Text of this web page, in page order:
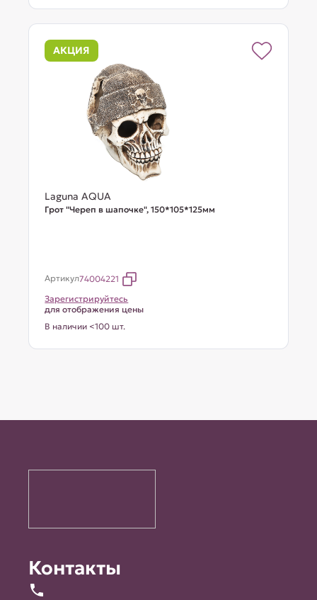
АКЦИЯ
Laguna AQUA
Грот "Череп в шапочке", 150*105*125мм
Артикул74004221
Зарегистрируйтесь
для отображения цены
В наличии <100 шт.
Контакты